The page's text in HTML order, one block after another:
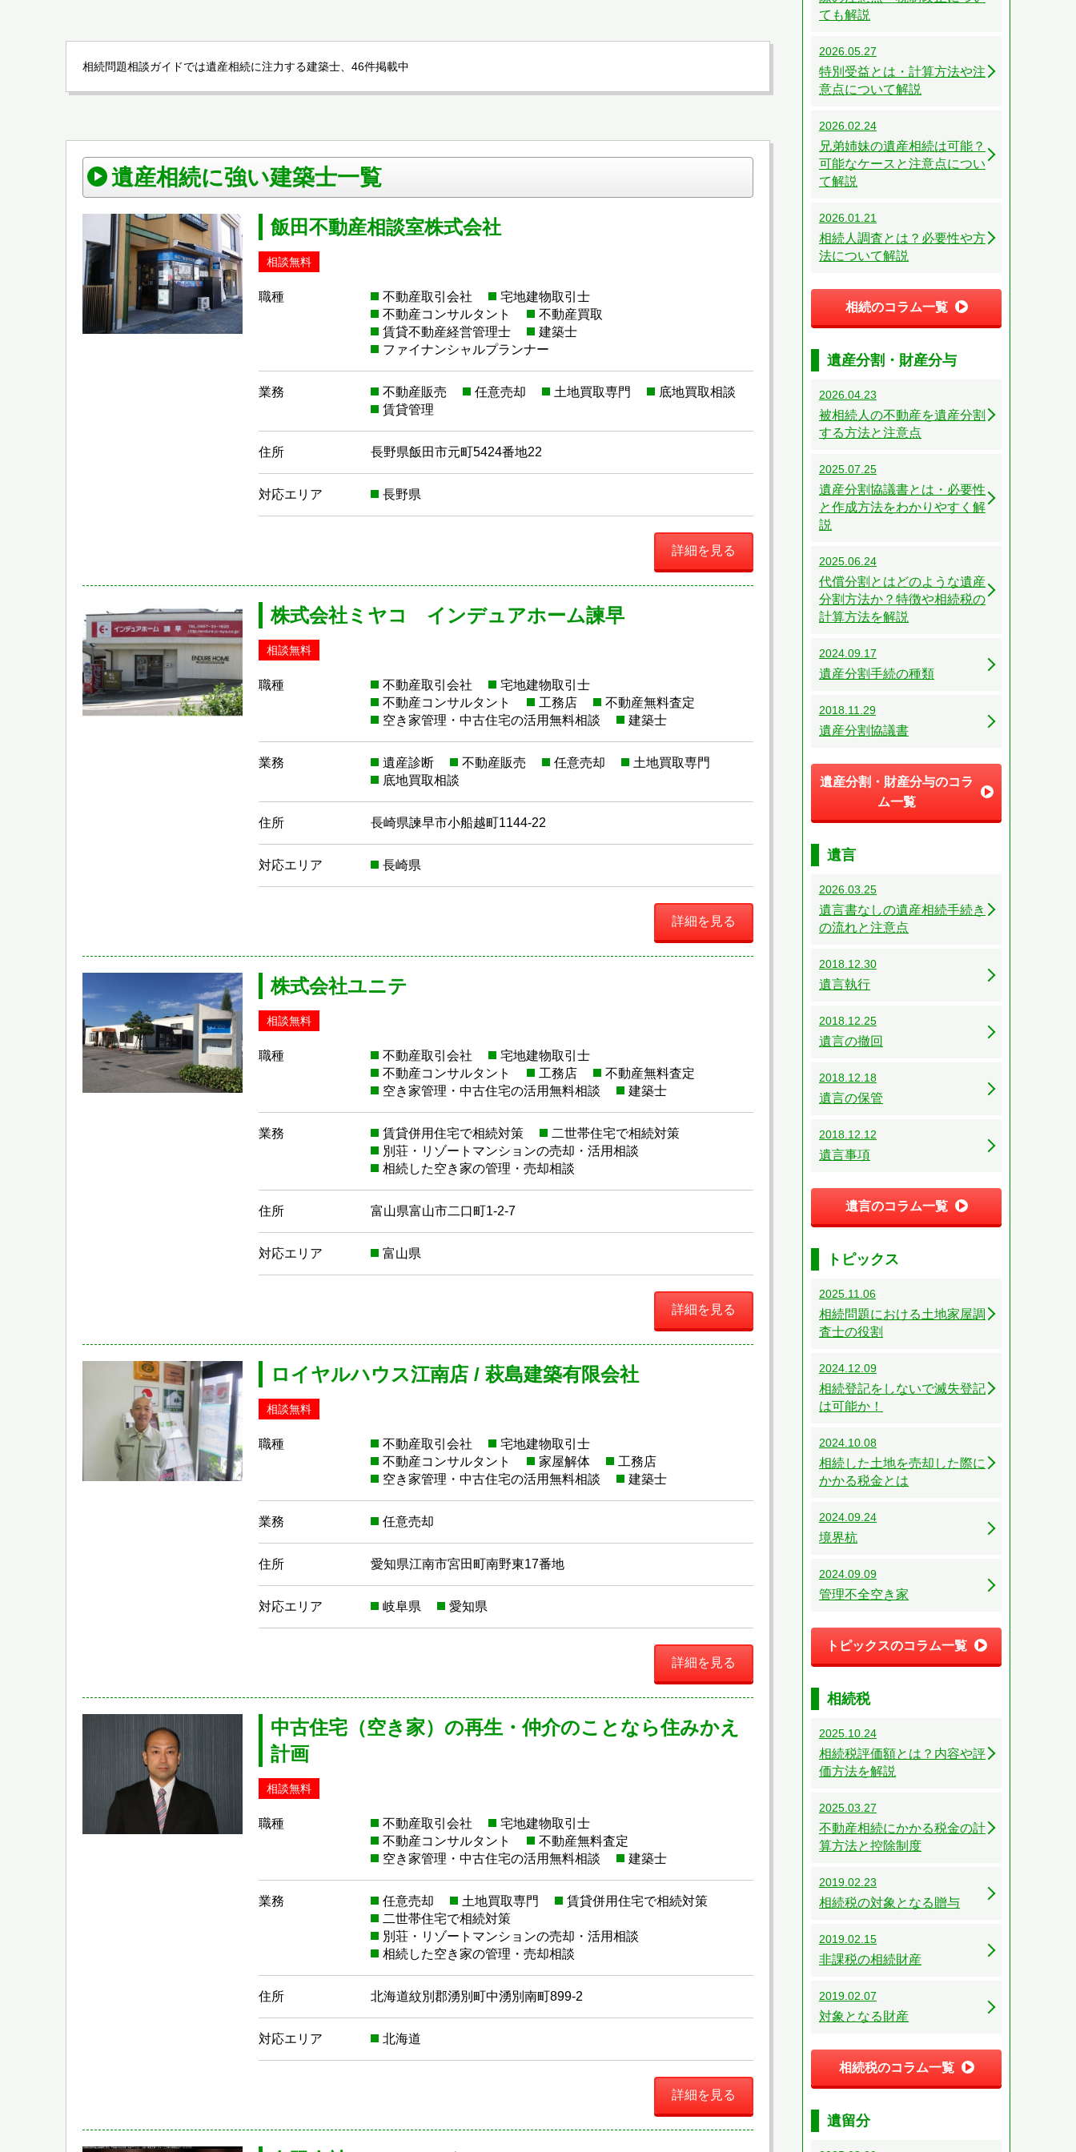
相続問題相談ガイドでは遺産相続に注力する建築士、46件掲載中
遺産相続に強い建築士一覧
飯田不動産相談室株式会社
相談無料
職種 不動産取引会社
宅地建物取引士
不動産コンサルタント
不動産買取
賃貸不動産経営管理士
建築士
ファイナンシャルプランナー
業務 不動産販売 任意売却 土地買取専門
底地買取相談
賃貸管理
住所 長野県飯田市元町5424番地22
対応エリア 長野県
詳細を見る
株式会社ミヤコ インデュアホーム諫早
相談無料
職種 不動産取引会社
宅地建物取引士
不動産コンサルタント
工務店
不動産無料査定
空き家管理・中古住宅の活用無料相談
建築士
業務 遺産診断 不動産販売 任意売却
土地買取専門
底地買取相談
住所 長崎県諫早市小船越町1144-22
対応エリア 長崎県
詳細を見る
株式会社ユニテ
相談無料
職種 不動産取引会社
宅地建物取引士
不動産コンサルタント
工務店
不動産無料査定
空き家管理・中古住宅の活用無料相談
建築士
業務 賃貸併用住宅で相続対策
二世帯住宅で相続対策
別荘・リゾートマンションの売却・活用相談
相続した空き家の管理・売却相談
住所 富山県富山市二口町1-2-7
対応エリア 富山県
詳細を見る
ロイヤルハウス江南店 / 萩島建築有限会社
相談無料
職種 不動産取引会社
宅地建物取引士
不動産コンサルタント
家屋解体
工務店
空き家管理・中古住宅の活用無料相談
建築士
業務 任意売却
住所 愛知県江南市宮田町南野東17番地
対応エリア 岐阜県 愛知県
詳細を見る
中古住宅（空き家）の再生・仲介のことなら住みかえ
計画
相談無料
職種 不動産取引会社
宅地建物取引士
不動産コンサルタント
不動産無料査定
空き家管理・中古住宅の活用無料相談
建築士
業務 任意売却 土地買取専門
賃貸併用住宅で相続対策
二世帯住宅で相続対策
別荘・リゾートマンションの売却・活用相談
相続した空き家の管理・売却相談
住所 北海道紋別郡湧別町中湧別南町899-2
対応エリア 北海道
詳細を見る
ても解説
2026.05.27
特別受益とは・計算方法や注
意点について解説
2026.02.24
兄弟姉妹の遺産相続は可能？
可能なケースと注意点につい
て解説
2026.01.21
相続人調査とは？必要性や方
法について解説
相続のコラム一覧
遺産分割・財産分与
2026.04.23
被相続人の不動産を遺産分割
する方法と注意点
2025.07.25
遺産分割協議書とは・必要性
と作成方法をわかりやすく解
説
2025.06.24
代償分割とはどのような遺産
分割方法か？特徴や相続税の
計算方法を解説
2024.09.17
遺産分割手続の種類
2018.11.29
遺産分割協議書
遺産分割・財産分与のコラ
ム一覧
遺言
2026.03.25
遺言書なしの遺産相続手続き
の流れと注意点
2018.12.30
遺言執行
2018.12.25
遺言の撤回
2018.12.18
遺言の保管
2018.12.12
遺言事項
遺言のコラム一覧
トピックス
2025.11.06
相続問題における土地家屋調
査士の役割
2024.12.09
相続登記をしないで滅失登記
は可能か！
2024.10.08
相続した土地を売却した際に
かかる税金とは
2024.09.24
境界杭
2024.09.09
管理不全空き家
トピックスのコラム一覧
相続税
2025.10.24
相続税評価額とは？内容や評
価方法を解説
2025.03.27
不動産相続にかかる税金の計
算方法と控除制度
2019.02.23
相続税の対象となる贈与
2019.02.15
非課税の相続財産
2019.02.07
対象となる財産
相続税のコラム一覧
遺留分